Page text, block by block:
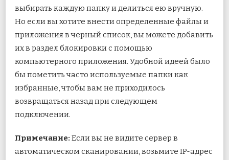
выбирать каждую папку и делиться ею вручную.
Но если вы хотите внести определенные файлы и
приложения в черный список, вы можете добавить
их в раздел блокировки с помощью
компьютерного приложения. Удобной идеей было
бы пометить часто используемые папки как
избранные, чтобы вам не приходилось
возвращаться назад при следующем
подключении.
Примечание: Если вы не видите сервер в
автоматическом сканировании, возьмите IP-адрес